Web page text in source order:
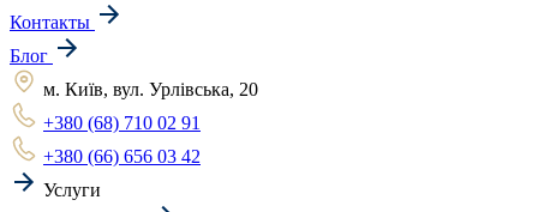
Контакты
Блог
м. Київ, вул. Урлівська, 20
+380 (68) 710 02 91
+380 (66) 656 03 42
Услуги